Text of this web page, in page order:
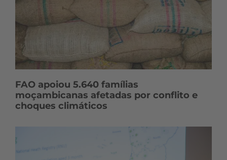
FAO apoiou 5.640 famílias
moçambicanas afetadas por conflito e
choques climáticos